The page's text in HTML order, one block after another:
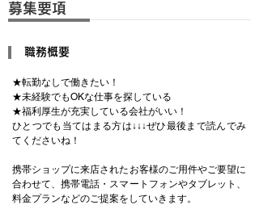
募集要項
職務概要
★転勤なしで働きたい！
★未経験でもOKな仕事を探している
★福利厚生が充実している会社がいい！
ひとつでも当てはまる方は↓↓↓ぜひ最後まで読んでみ
てくださいね！
携帯ショップに来店されたお客様のご用件やご要望に
合わせて、携帯電話・スマートフォンやタブレット、
料金プランなどのご提案をしていきます。